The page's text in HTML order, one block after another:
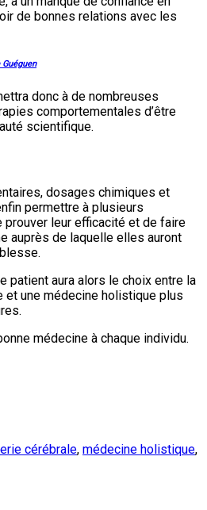
de bonnes relations avec les
donc à de nombreuses
comportementales d’être
scientifique.
dosages chimiques et
permettre à plusieurs
leur efficacité et de faire
auprès de laquelle elles auront
patient aura alors le choix entre la
et une médecine holistique plus
médecine à chaque individu.
cérébrale, médecine holistique,